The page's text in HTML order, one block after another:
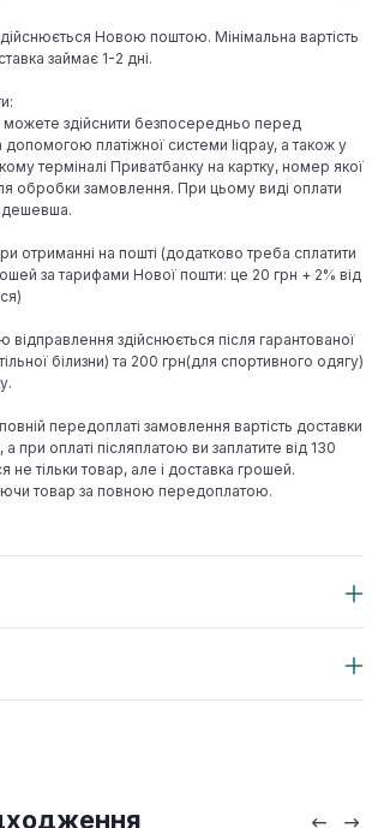
Новою поштою. Мінімальна вартість
займає 1-2 дні.
здійснити безпосередньо перед
допомогою платіжної системи liqpay, а також у
терміналі Приватбанку на картку, номер якої
обробки замовлення. При цьому виді оплати
отриманні на пошті (додатково треба сплатити
за тарифами Нової пошти: це 20 грн + 2% від
відправлення здійснюється після гарантованої
білизни) та 200 грн(для спортивного одягу)
передоплаті замовлення вартість доставки
при оплаті післяплатою ви заплатите від 130
не тільки товар, але і доставка грошей.
товар за повною передоплатою.